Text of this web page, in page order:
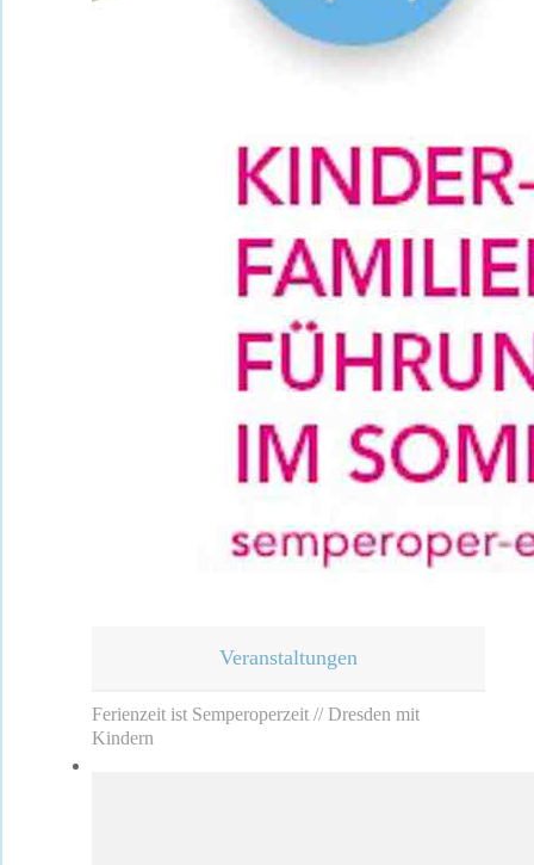
Veranstaltungen
Ferienzeit ist Semperoperzeit // Dresden mit
Kindern